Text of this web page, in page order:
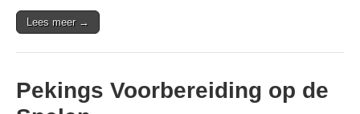
Lees meer →
Pekings Voorbereiding op de